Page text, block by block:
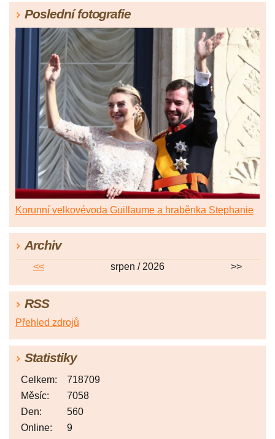
Poslední fotografie
Korunní velkovévoda Guillaume a hraběnka Stephanie
Archiv
<< srpen / 2026 >>
RSS
Přehled zdrojů
Statistiky
Online: 9
Celkem:
718709
Měsíc:
7058
Den:
560